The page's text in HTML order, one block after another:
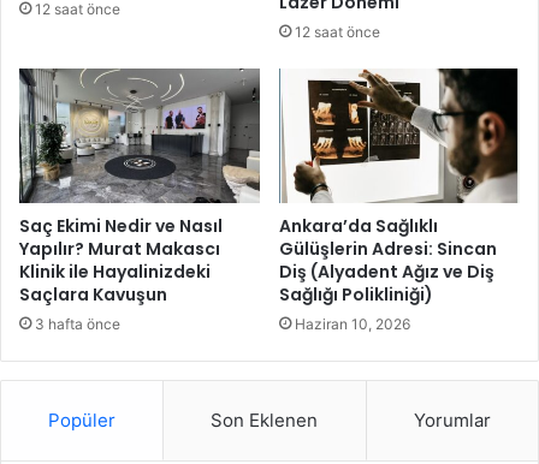
k
12 saat önce
12 saat önce
Saç Ekimi Nedir ve Nasıl
Yapılır? Murat Makascı
Klinik ile Hayalinizdeki
Saçlara Kavuşun
3 hafta önce
Ankara’da Sağlıklı
Gülüşlerin Adresi: Sincan
Diş (Alyadent Ağız ve Diş
Sağlığı Polikliniği)
Haziran 10, 2026
Popüler Son Eklenen Yorumlar